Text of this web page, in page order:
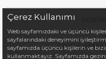
Çerez Kullanımı
Web sayfamızdaki ve üçüncü
sayfalarındaki deneyimini
sayfamızda üçüncü kişilerin ve
kullanmaktayız. Sayfamızda